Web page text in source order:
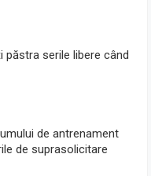
serile libere când
de antrenament
de suprasolicitare